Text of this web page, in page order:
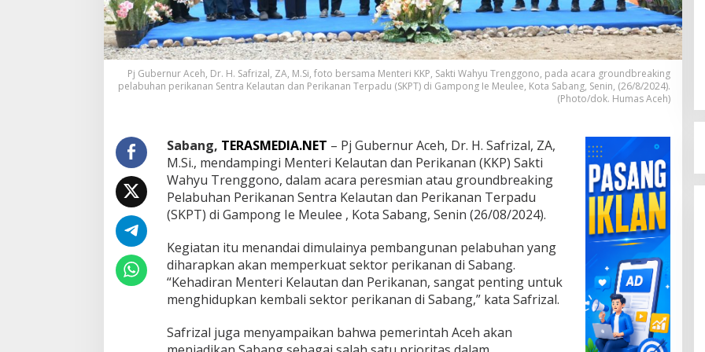
K
K
P
G
r
o
u
r
e
a
k
i
n
P
e
l
a
b
n
a
Pj Gubernur Aceh, Dr. H. Safrizal, ZA, M.Si, foto bersama Menteri KKP, Sakti Wahyu Trenggono, pada acara groundbreaking
pelabuhan perikanan Sentra Kelautan dan Perikanan Terpadu (SKPT) di Gampong Ie Meulee, Kota Sabang, Senin, (26/8/2024).
(Photo/dok. Humas Aceh)
Sabang, TERASMEDIA.NET – Pj Gubernur Aceh, Dr. H. Safrizal, ZA,
M.Si., mendampingi Menteri Kelautan dan Perikanan (KKP) Sakti
Wahyu Trenggono, dalam acara peresmian atau groundbreaking
Pelabuhan Perikanan Sentra Kelautan dan Perikanan Terpadu
(SKPT) di Gampong Ie Meulee , Kota Sabang, Senin (26/08/2024).
Kegiatan itu menandai dimulainya pembangunan pelabuhan yang
diharapkan akan memperkuat sektor perikanan di Sabang.
“Kehadiran Menteri Kelautan dan Perikanan, sangat penting untuk
menghidupkan kembali sektor perikanan di Sabang,” kata Safrizal.
Safrizal juga menyampaikan bahwa pemerintah Aceh akan